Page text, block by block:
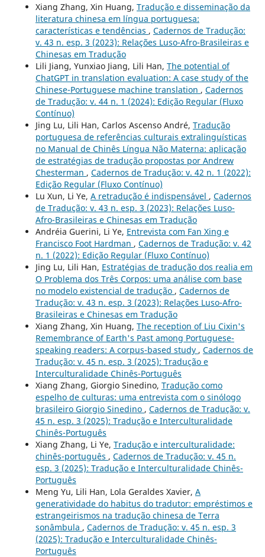
Xiang Zhang, Xin Huang, Tradução e disseminação da
literatura chinesa em língua portuguesa:
características e tendências , Cadernos de Tradução:
v. 43 n. esp. 3 (2023): Relações Luso-Afro-Brasileiras e
Chinesas em Tradução
Lili Jiang, Yunxiao Jiang, Lili Han, The potential of
ChatGPT in translation evaluation: A case study of the
Chinese-Portuguese machine translation , Cadernos
de Tradução: v. 44 n. 1 (2024): Edição Regular (Fluxo
Contínuo)
Jing Lu, Lili Han, Carlos Ascenso André, Tradução
portuguesa de referências culturais extralinguísticas
no Manual de Chinês Língua Não Materna: aplicação
de estratégias de tradução propostas por Andrew
Chesterman , Cadernos de Tradução: v. 42 n. 1 (2022):
Edição Regular (Fluxo Contínuo)
Lu Xun, Li Ye, A retradução é indispensável , Cadernos
de Tradução: v. 43 n. esp. 3 (2023): Relações Luso-
Afro-Brasileiras e Chinesas em Tradução
Andréia Guerini, Li Ye, Entrevista com Fan Xing e
Francisco Foot Hardman , Cadernos de Tradução: v. 42
n. 1 (2022): Edição Regular (Fluxo Contínuo)
Jing Lu, Lili Han, Estratégias de tradução dos realia em
O Problema dos Três Corpos: uma análise com base
no modelo existencial de tradução , Cadernos de
Tradução: v. 43 n. esp. 3 (2023): Relações Luso-Afro-
Brasileiras e Chinesas em Tradução
Xiang Zhang, Xin Huang, The reception of Liu Cixin's
Remembrance of Earth's Past among Portuguese-
speaking readers: A corpus-based study , Cadernos de
Tradução: v. 45 n. esp. 3 (2025): Tradução e
Interculturalidade Chinês-Português
Xiang Zhang, Giorgio Sinedino, Tradução como
espelho de culturas: uma entrevista com o sinólogo
brasileiro Giorgio Sinedino , Cadernos de Tradução: v.
45 n. esp. 3 (2025): Tradução e Interculturalidade
Chinês-Português
Xiang Zhang, Li Ye, Tradução e interculturalidade:
chinês-português , Cadernos de Tradução: v. 45 n.
esp. 3 (2025): Tradução e Interculturalidade Chinês-
Português
Meng Yu, Lili Han, Lola Geraldes Xavier, A
generatividade do habitus do tradutor: empréstimos e
estrangeirismos na tradução chinesa de Terra
sonâmbula , Cadernos de Tradução: v. 45 n. esp. 3
(2025): Tradução e Interculturalidade Chinês-
Português